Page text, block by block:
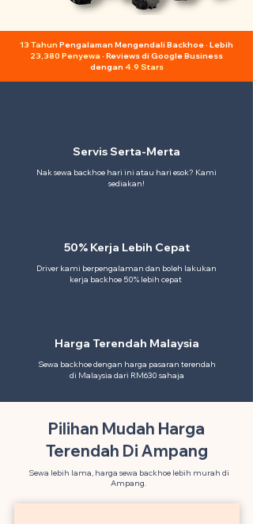
13 Tahun Pengalaman Mengendali Backhoe · Lebih
23,380 Penyewa · Reviews di Google Business
dengan 4.9 Stars
Servis Serta-Merta
Nak sewa backhoe hari ini atau hari esok? Kami
sediakan!
50% Kerja Lebih Cepat
Driver kami berpengalaman dan boleh lakukan
kerja backhoe 50% lebih cepat
Harga Terendah Malaysia
Sewa backhoe dengan harga pasaran terendah
di Malaysia dari RM630 sahaja
Pilihan Mudah Harga
Terendah Di Ampang
Sewa lebih lama, harga sewa backhoe lebih murah di
Ampang.